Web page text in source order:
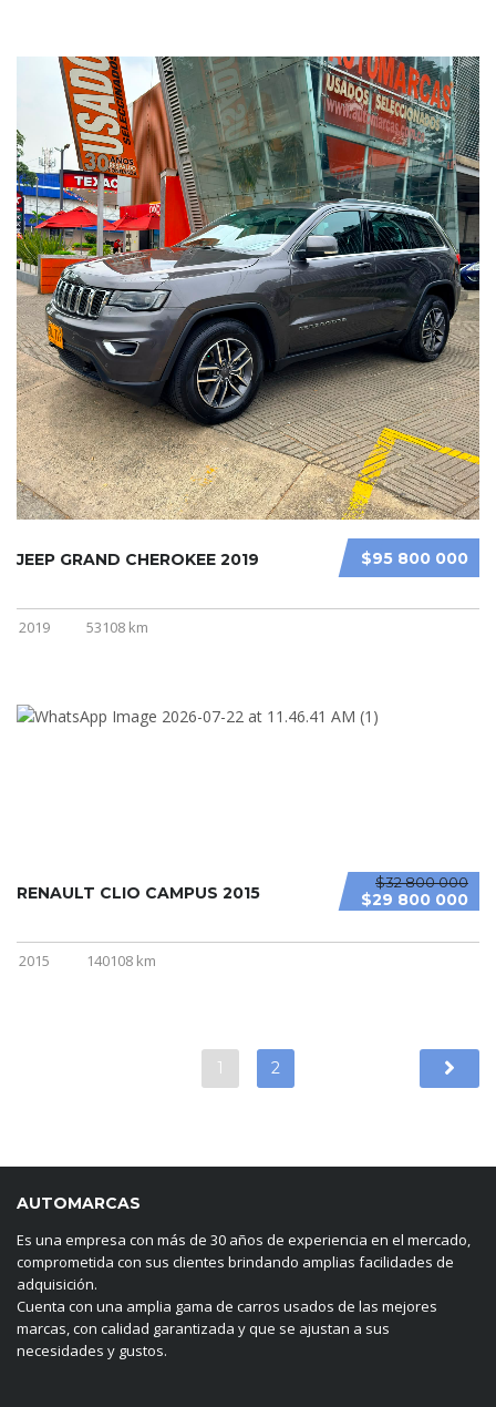
$95 800 000
JEEP GRAND CHEROKEE 2019
2019 53108 km
$32 800 000
$29 800 000
RENAULT CLIO CAMPUS 2015
2015 140108 km
1 2
AUTOMARCAS
Es una empresa con más de 30 años de experiencia en el mercado,
comprometida con sus clientes brindando amplias facilidades de
adquisición.
Cuenta con una amplia gama de carros usados de las mejores
marcas, con calidad garantizada y que se ajustan a sus
necesidades y gustos.